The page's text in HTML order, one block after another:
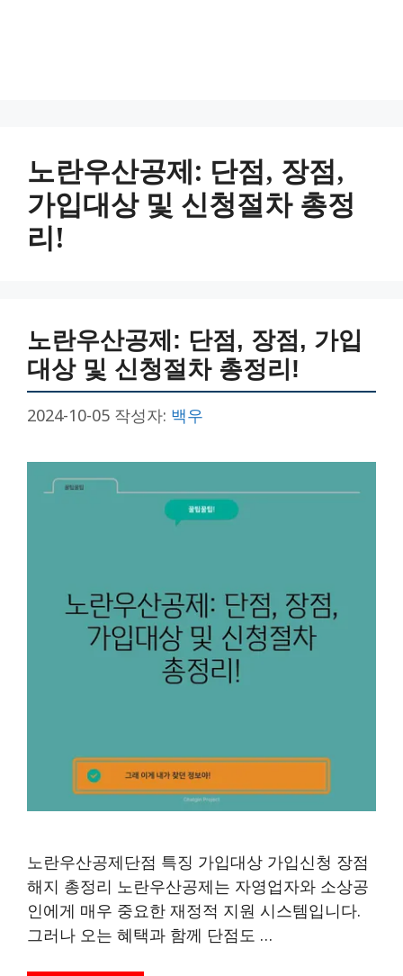
노란우산공제: 단점, 장점,
가입대상 및 신청절차 총정
리!
노란우산공제: 단점, 장점, 가입
대상 및 신청절차 총정리!
2024-10-05 작성자: 백우
노란우산공제단점 특징 가입대상 가입신청 장점
해지 총정리 노란우산공제는 자영업자와 소상공
인에게 매우 중요한 재정적 지원 시스템입니다.
그러나 오는 혜택과 함께 단점도 …